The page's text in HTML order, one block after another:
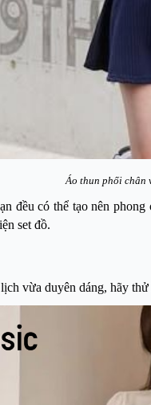
Áo thun phối chân
đều có thể tạo nên
set đồ.
vừa duyên dáng, hãy